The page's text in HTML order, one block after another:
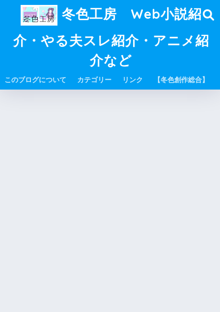
冬色工房 Web小説紹
介・やる夫スレ紹介・アニメ紹
介など
このブログについて カテゴリー リンク 【冬色創作総合】